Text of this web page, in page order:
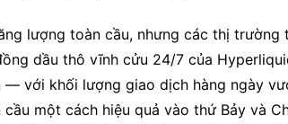
lượng toàn cầu, nhưng các thị trường
dầu thô vĩnh cửu 24/7 của
— với khối lượng giao dịch hàng ngày
một cách hiệu quả vào thứ Bảy và